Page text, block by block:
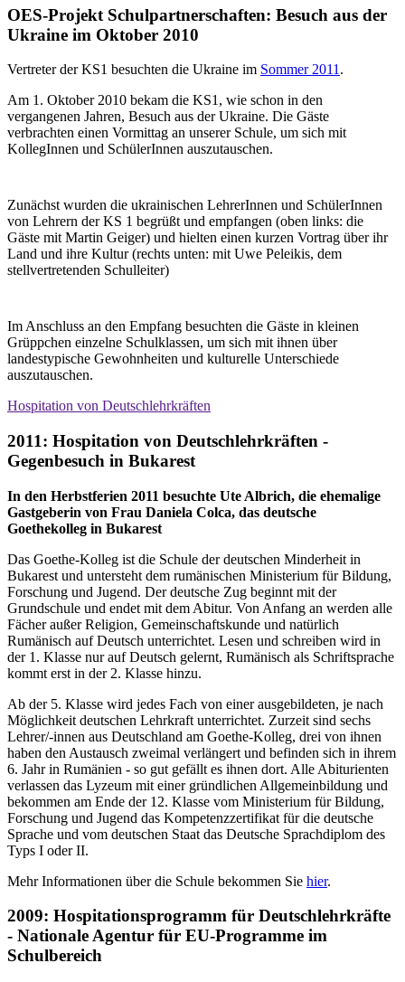
OES-Projekt Schulpartnerschaften: Besuch aus der
Ukraine im Oktober 2010
Vertreter der KS1 besuchten die Ukraine im Sommer 2011 .
Am 1. Oktober 2010 bekam die KS1, wie schon in den
vergangenen Jahren, Besuch aus der Ukraine. Die Gäste
verbrachten einen Vormittag an unserer Schule, um sich mit
KollegInnen und SchülerInnen auszutauschen.
Zunächst wurden die ukrainischen LehrerInnen und SchülerInnen
von Lehrern der KS 1 begrüßt und empfangen (oben links: die
Gäste mit Martin Geiger) und hielten einen kurzen Vortrag über ihr
Land und ihre Kultur (rechts unten: mit Uwe Peleikis, dem
stellvertretenden Schulleiter)
Im Anschluss an den Empfang besuchten die Gäste in kleinen
Grüppchen einzelne Schulklassen, um sich mit ihnen über
landestypische Gewohnheiten und kulturelle Unterschiede
auszutauschen.
Hospitation von Deutschlehrkräften
2011: Hospitation von Deutschlehrkräften -
Gegenbesuch in Bukarest
In den Herbstferien 2011 besuchte Ute Albrich, die ehemalige
Gastgeberin von Frau Daniela Colca, das deutsche
Goethekolleg in Bukarest
Das Goethe-Kolleg ist die Schule der deutschen Minderheit in
Bukarest und untersteht dem rumänischen Ministerium für Bildung,
Forschung und Jugend. Der deutsche Zug beginnt mit der
Grundschule und endet mit dem Abitur. Von Anfang an werden alle
Fächer außer Religion, Gemeinschaftskunde und natürlich
Rumänisch auf Deutsch unterrichtet. Lesen und schreiben wird in
der 1. Klasse nur auf Deutsch gelernt, Rumänisch als Schriftsprache
kommt erst in der 2. Klasse hinzu.
Ab der 5. Klasse wird jedes Fach von einer ausgebildeten, je nach
Möglichkeit deutschen Lehrkraft unterrichtet. Zurzeit sind sechs
Lehrer/-innen aus Deutschland am Goethe-Kolleg, drei von ihnen
haben den Austausch zweimal verlängert und befinden sich in ihrem
6. Jahr in Rumänien - so gut gefällt es ihnen dort. Alle Abiturienten
verlassen das Lyzeum mit einer gründlichen Allgemeinbildung und
bekommen am Ende der 12. Klasse vom Ministerium für Bildung,
Forschung und Jugend das Kompetenzzertifikat für die deutsche
Sprache und vom deutschen Staat das Deutsche Sprachdiplom des
Typs I oder II.
Mehr Informationen über die Schule bekommen Sie hier.
2009: Hospitationsprogramm für Deutschlehrkräfte
- Nationale Agentur für EU-Programme im
Schulbereich